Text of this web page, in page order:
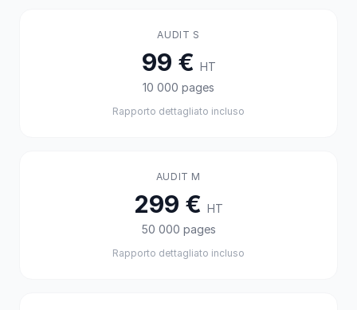
AUDIT S
99 € HT
10 000 pages
Rapporto dettagliato incluso
AUDIT M
299 € HT
50 000 pages
Rapporto dettagliato incluso